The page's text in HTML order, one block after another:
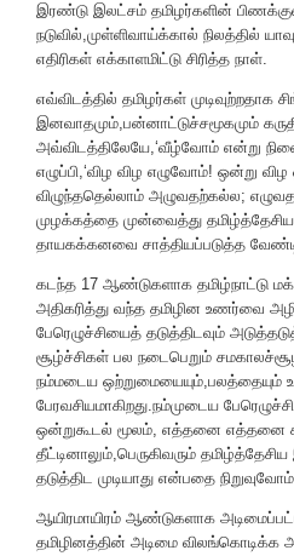
இரண்டு இலட்சம் தமிழர்களின்
நடுவில்,முள்ளிவாய்க்கால் நிலத்தில்
எதிரிகள் எக்காளமிட்டு சிரித்த நாள்.
எவ்விடத்தில் தமிழர்கள் முடிவுற்றதாக
இனவாதமும்,பன்னாட்டுச்சமூகமும்
அவ்விடத்திலேயே,‘வீழ்வோம் என்று
எழுப்பி,‘விழ விழ எழுவோம்! ஒன்று
விழுந்ததெல்லாம் அழுவதற்கல்ல;
முழக்கத்தை முன்வைத்து
தாயகக்கனவை சாத்தியப்படுத்த
கடந்த 17 ஆண்டுகளாக தமிழ்நாட்டு
அதிகரித்து வந்த தமிழின உணர்வை
பேரெழுச்சியைத் தடுத்திடவும்
சூழ்ச்சிகள் பல நடைபெறும்
நம்மடைய ஒற்றுமையையும்,பலத்தையும்
பேரவசியமாகிறது.நம்முடைய
ஒன்றுகூடல் மூலம், எத்தனை எத்தனை
தீட்டினாலும்,பெருகிவரும்
தடுத்திட முடியாது என்பதை
ஆயிரமாயிரம் ஆண்டுகளாக
தமிழினத்தின் அடிமை விலங்கொடிக்க